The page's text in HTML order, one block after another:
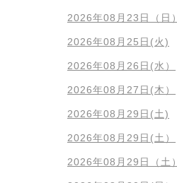
2026年08月23日（日）
2026年08月25日(火)
2026年08月26日(水）
2026年08月27日(木）
2026年08月29日(土)
2026年08月29日(土）
2026年08月29日（土）